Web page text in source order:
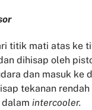
titik mati atas ke
dihisap oleh
dan masuk ke
tekanan
dalamintercooler.